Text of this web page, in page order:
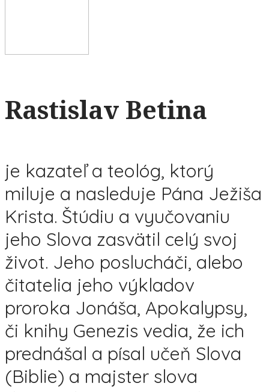
Rastislav Betina
je kazateľ a teológ, ktorý
miluje a nasleduje Pána Ježiša
Krista. Štúdiu a vyučovaniu
jeho Slova zasvätil celý svoj
život. Jeho poslucháči, alebo
čitatelia jeho výkladov
proroka Jonáša, Apokalypsy,
či knihy Genezis vedia, že ich
prednášal a písal učeň Slova
(Biblie) a majster slova